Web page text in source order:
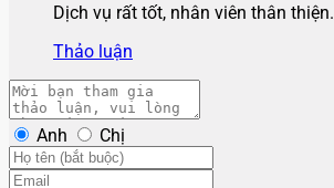
Dịch vụ rất tốt, nhân viên thân thiện.
Thảo luận
Anh Chị